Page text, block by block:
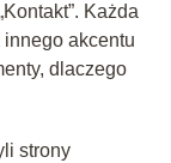
Każda
innego akcentu
dlaczego
strony